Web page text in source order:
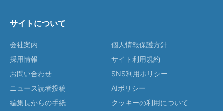
サイトについて
会社案内
採用情報
お問い合わせ
ニュース読者投稿
編集長からの手紙
個人情報保護方針
サイト利用規約
SNS利用ポリシー
AIポリシー
クッキーの利用について